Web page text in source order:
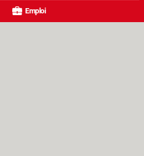
Emploi